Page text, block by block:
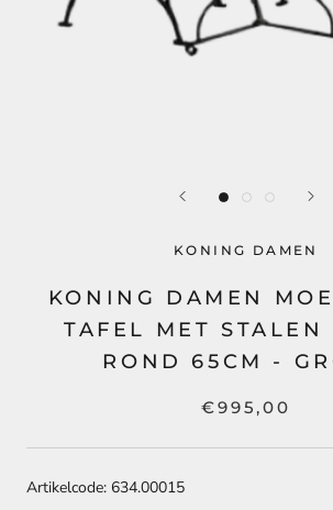
KONING DAMEN
KONING DAMEN
TAFEL MET
ROND 65CM -
€995,00
Artikelcode: 634.00015